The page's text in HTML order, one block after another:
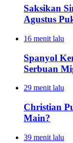
Saksikan
Agustus
16 menit lalu
Spanyol
Serbuan
29 menit lalu
Christian
Main?
39 menit lalu